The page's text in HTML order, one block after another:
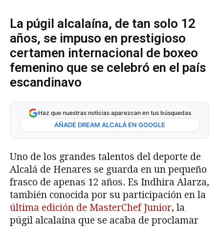
La púgil alcalaína, de tan solo 12
años, se impuso en prestigioso
certamen internacional de boxeo
femenino que se celebró en el país
escandinavo
Haz que nuestras noticias aparezcan en tus búsquedas
AÑADE DREAM ALCALÁ EN GOOGLE
Uno de los grandes talentos del deporte de
Alcalá de Henares se guarda en un pequeño
frasco de apenas 12 años. Es Indhira Alarza,
también conocida por su participación en la
última edición de MasterChef Junior, la
púgil alcalaína que se acaba de proclamar